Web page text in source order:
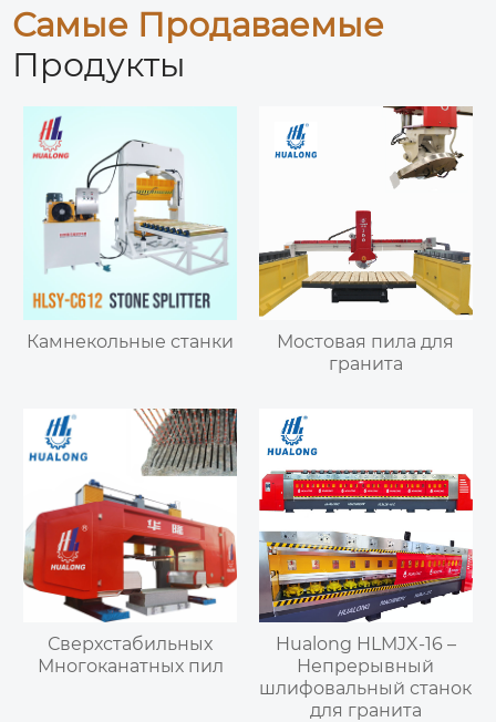
Самые Продаваемые
Продукты
Камнекольные станки
Мостовая пила для
гранита
Сверхстабильных
Многоканатных пил
Hualong HLMJX-16 –
Непрерывный
шлифовальный станок
для гранита